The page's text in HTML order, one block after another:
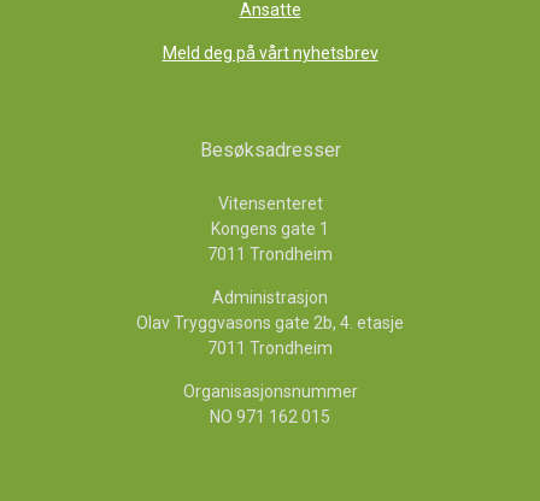
Ansatte
Meld deg på vårt nyhetsbrev
Besøksadresser
Vitensenteret
Kongens gate 1
7011 Trondheim
Administrasjon
Olav Tryggvasons gate 2b, 4. etasje
7011 Trondheim
Organisasjonsnummer
NO 971 162 015